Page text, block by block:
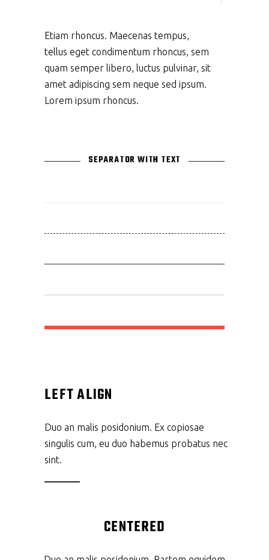
Etiam rhoncus. Maecenas tempus,
tellus eget condimentum rhoncus, sem
quam semper libero, luctus pulvinar, sit
amet adipiscing sem neque sed ipsum.
Lorem ipsum rhoncus.
SEPARATOR WITH TEXT
LEFT ALIGN
Duo an malis posidonium. Ex copiosae
singulis cum, eu duo habemus probatus nec
sint.
CENTERED